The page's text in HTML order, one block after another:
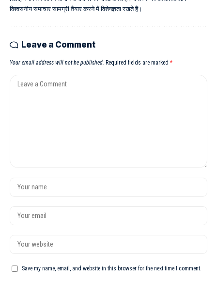
विश्वसनीय समाचार सामग्री तैयार करने में विशेषज्ञता रखते हैं।
Leave a Comment
Your email address will not be published. Required fields are marked *
Save my name, email, and website in this browser for the next time I comment.